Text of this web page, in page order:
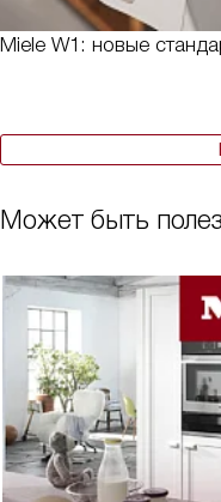
Miele W1: новые
Может быть